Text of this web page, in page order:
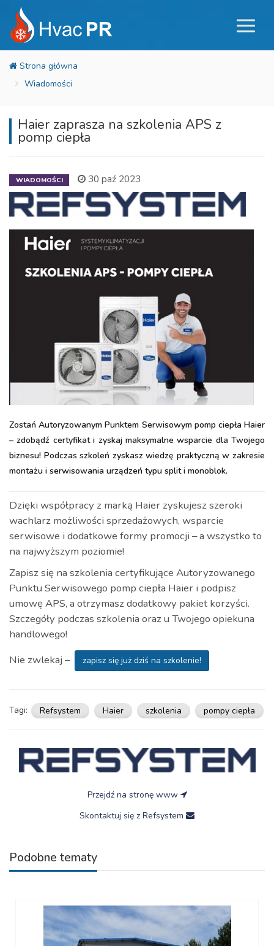
Wiadomości
Haier zaprasza na szkolenia APS z
pomp ciepła
WIADOMOŚCI 30 paź 2023
Zostań Autoryzowanym Punktem Serwisowym pomp ciepła Haier
– zdobądź certyfikat i zyskaj maksymalne wsparcie dla Twojego
biznesu! Podczas szkoleń zyskasz wiedzę praktyczną w zakresie
montażu i serwisowania urządzeń typu split i monoblok.
Dzięki współpracy z marką Haier zyskujesz szeroki
wachlarz możliwości sprzedażowych, wsparcie
serwisowe i dodatkowe formy promocji – a wszystko to
na najwyższym poziomie!
Zapisz się na szkolenia certyfikujące Autoryzowanego
Punktu Serwisowego pomp ciepła Haier i podpisz
umowę APS, a otrzymasz dodatkowy pakiet korzyści.
Szczegóły podczas szkolenia oraz u Twojego opiekuna
handlowego!
Nie zwlekaj –
zapisz się już dziś na szkolenie!
Tagi: Refsystem Haier szkolenia pompy ciepła
Przejdź na stronę www
Skontaktuj się z Refsystem
Podobne tematy